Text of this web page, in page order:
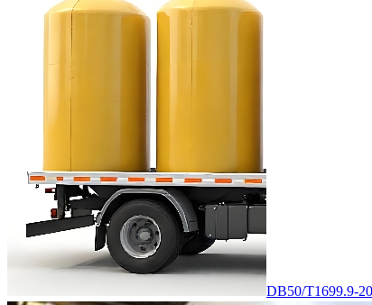
DB50/T1699.9-